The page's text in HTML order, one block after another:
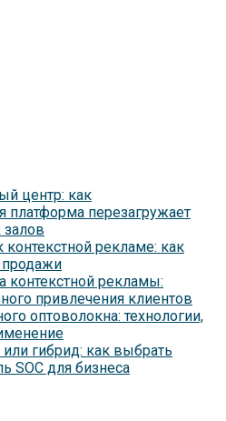
центр: как
платформа перезагружает
рекламе: как
продажи
контекстной рекламы:
привлечения клиентов
оптоволокна: технологии,
или гибрид: как выбрать
SOC для бизнеса